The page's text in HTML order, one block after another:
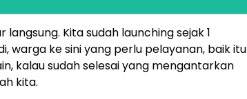
langsung. Kita sudah launching sejak 1
warga ke sini yang perlu pelayanan, baik itu
kalau sudah selesai yang mengantarkan
kita.